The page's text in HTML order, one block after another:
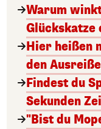
Warum
Glückskatze
Hier heißen
den
Findest du
Sekunden
"Bist du